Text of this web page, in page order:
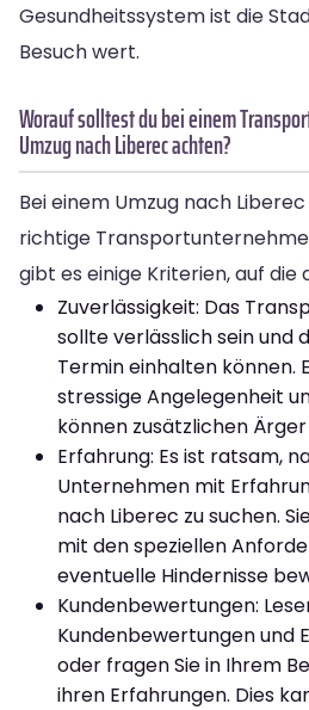
Gesundheitssystem ist die
Besuch wert.
Worauf solltest du bei einem
Umzug nach Liberec achten?
Bei einem Umzug nach
richtige
gibt es einige Kriterien, auf die
Zuverlässigkeit: Das
sollte verlässlich sein und
Termin einhalten können.
stressige Angelegenheit
können zusätzlichen
Erfahrung: Es ist ratsam,
Unternehmen mit
nach Liberec zu suchen.
mit den speziellen
eventuelle Hindernisse
Kundenbewertungen:
Kundenbewertungen und
oder fragen Sie in Ihrem
ihren Erfahrungen. Dies